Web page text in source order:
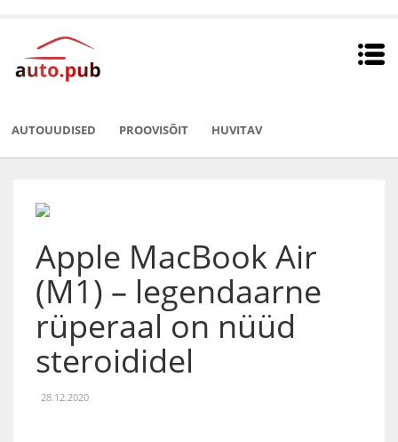
AUTOUUDISED PROOVISÕIT HUVITAV
Apple MacBook Air
(M1) – legendaarne
rüperaal on nüüd
steroididel
28.12.2020